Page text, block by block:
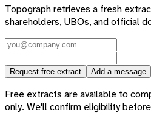
Topograph retrieves a fresh
shareholders, UBOs, and official
Request free extract Add a message
Free extracts are available to
only. We'll confirm eligibility